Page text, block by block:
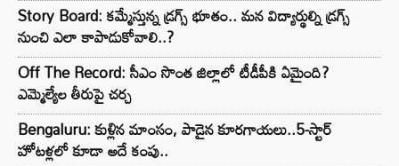
Story Board: కమ్మేస్తున్న డ్రగ్స్ భూతం.. మన విద్యార్థుల్ని డ్రగ్స్
నుంచి ఎలా కాపాడుకోవాలి..?
Off The Record: సీఎం సొంత జిల్లాలో టీడీపీకి ఏమైంది?
ఎమ్మెల్యేల తీరుపై చర్చ
Bengaluru: కుళ్లిన మాంసం, పాడైన కూరగాయలు..5-స్టార్
హోటళ్లలో కూడా అదే కంపు..